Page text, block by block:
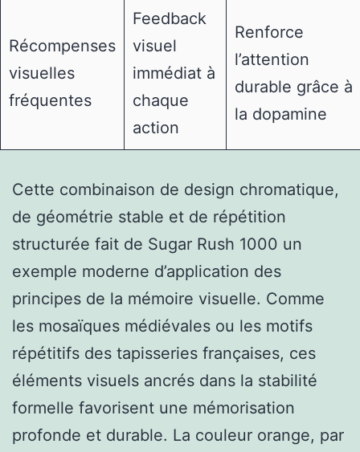
Récompenses
visuelles
fréquentes
Feedback
visuel
immédiat à
chaque
action
Renforce
l’attention
durable grâce à
la dopamine
Cette combinaison de design chromatique,
de géométrie stable et de répétition
structurée fait de Sugar Rush 1000 un
exemple moderne d’application des
principes de la mémoire visuelle. Comme
les mosaïques médiévales ou les motifs
répétitifs des tapisseries françaises, ces
éléments visuels ancrés dans la stabilité
formelle favorisent une mémorisation
profonde et durable. La couleur orange, par